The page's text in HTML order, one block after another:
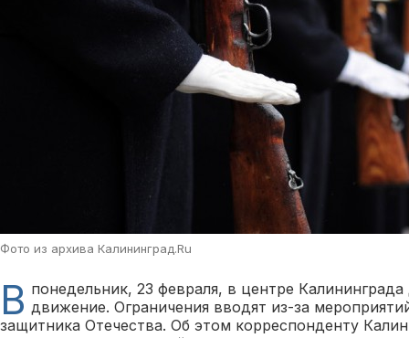
Фото из архива Калининград.Ru
В понедельник, 23 февраля, в центре
движение. Ограничения вводят из-за
защитника Отечества. Об этом корреспонденту